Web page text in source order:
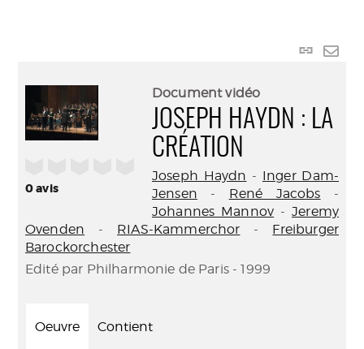
Lien
0avis
Document vidéo
JOSEPH HAYDN : LA
CRÉATION
Joseph Haydn - Inger Dam-
Jensen - René Jacobs -
Johannes Mannov -Jeremy
Ovenden - RIAS-Kammerchor - Freiburger
Barockorchester
Edité par Philharmonie de Paris - 1999
Oeuvre Contient